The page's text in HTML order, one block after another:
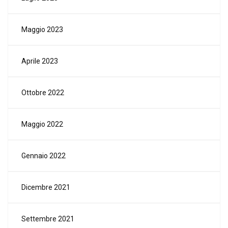
Maggio 2023
Aprile 2023
Ottobre 2022
Maggio 2022
Gennaio 2022
Dicembre 2021
Settembre 2021